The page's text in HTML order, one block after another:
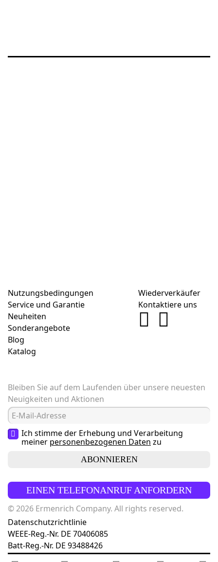
Nutzungsbedingungen
Service und Garantie
Neuheiten
Sonderangebote
Blog
Katalog
Wiederverkäufer
Kontaktiere uns
Bleiben Sie auf dem Laufenden über unsere neuesten
Neuigkeiten und Aktionen
Ich stimme der Erhebung und Verarbeitung
meiner personenbezogenen Daten zu
ABONNIEREN
EINEN TELEFONANRUF ANFORDERN
© 2026 Ermenrich Company. All rights reserved.
Datenschutzrichtlinie
WEEE-Reg.-Nr. DE 70406085
Batt-Reg.-Nr. DE 93488426